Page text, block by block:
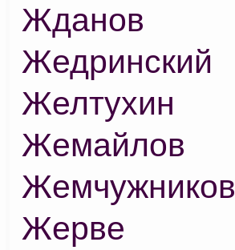
Жданов
Жедринский
Желтухин
Жемайлов
Жемчужников
Жерве